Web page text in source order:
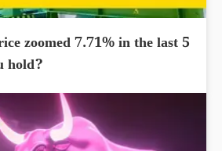
zoomed 7.71% in the last 5
hold?